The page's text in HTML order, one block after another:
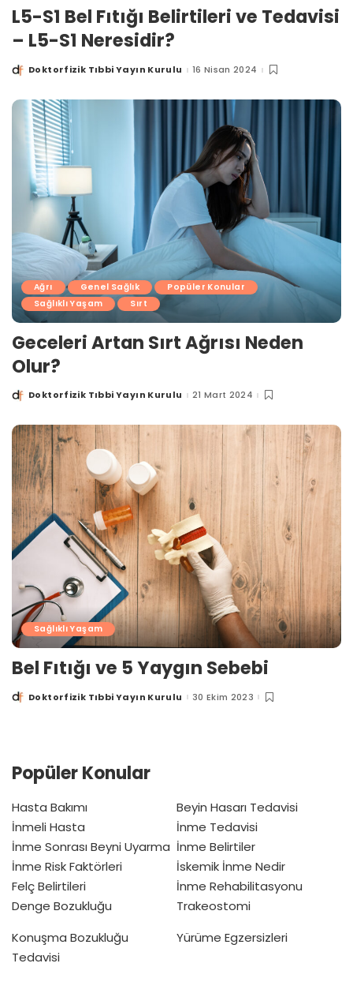
L5-S1 Bel Fıtığı Belirtileri ve Tedavisi
– L5-S1 Neresidir?
PostedDoktorfizik Tıbbi Yayın Kurulu 16 Nisan 2024
Ağrı Genel Sağlık
Popüler Konular
Sağlıklı Yaşam
Sırt
Geceleri Artan Sırt Ağrısı Neden
Olur?
PostedDoktorfizik Tıbbi Yayın Kurulu 21 Mart 2024
Sağlıklı Yaşam
Bel Fıtığı ve 5 Yaygın Sebebi
PostedDoktorfizik Tıbbi Yayın Kurulu 30 Ekim 2023
Popüler Konular
Hasta Bakımı
İnmeli Hasta
İnme Sonrası Beyni Uyarma
İnme Risk Faktörleri
Felç Belirtileri
Denge Bozukluğu
Beyin Hasarı Tedavisi
İnme Tedavisi
İnme Belirtiler
İskemik İnme Nedir
İnme Rehabilitasyonu
Trakeostomi
Konuşma Bozukluğu
Tedavisi
Yürüme Egzersizleri